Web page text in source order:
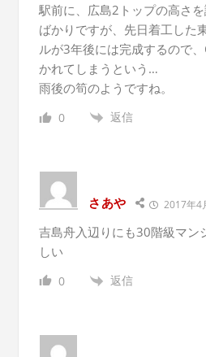
駅前に、広島2トップの高さ
ばかりですが、先日着工した
ルが3年後には完成するので
かれてしまうという…
雨後の筍のようですね。
0 返信
さあや 2017年4
吉島舟入辺りにも30階級マン
しい
0 返信